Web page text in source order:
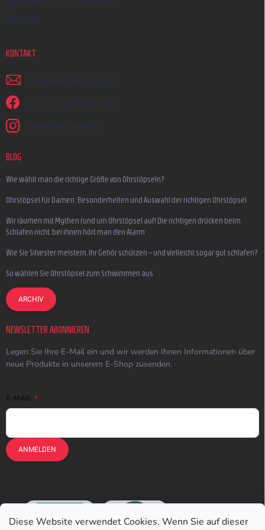
Diese Website verwendet Cookies. Wenn Sie auf dieser
Über uns
KONTAKT
schreiben @ earplugs.at
Wir sind auf Facebook!
earmazing_earplugs
BLOG
Wie wählt man die richtige Größe von Ohrstöpseln?
Ohrstöpsel für Damen: Besonderheiten und Auswahl der richtigen Ohrstöpsel
Wir räumen mit Mythen rund um Ohrstöpsel auf! Die richtigen drücken beim
Schlafen nicht, bei ihnen hört man den Alarm
Wie Sie Silvester meistern, Ihr Gehör schützen – und vielleicht sogar gut schlafen?
So wählen Sie Ohrstöpsel zum Schwimmen aus
ARCHIV
NEWSLETTER ABONNIEREN
Legen Sie Ihre E-Mail ein und wir werden Ihnen Informationen über
neue Produkte in unserem E-Shop zusenden.
E-MAIL
ANMELDEN